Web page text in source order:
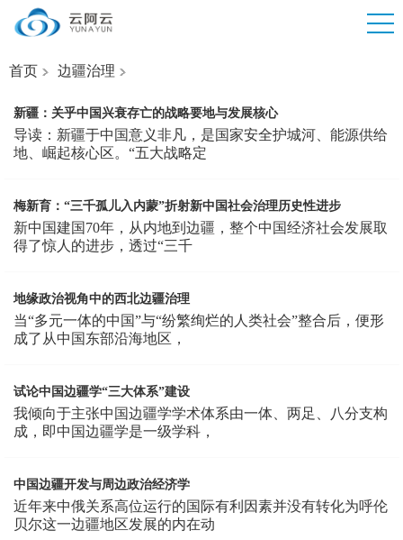
首页 边疆治理
新疆：关乎中国兴衰存亡的战略要地与发展核心
导读：新疆于中国意义非凡，是国家安全护城河、能源供给
地、崛起核心区。“五大战略定
梅新育：“三千孤儿入内蒙”折射新中国社会治理历史性进步
新中国建国70年，从内地到边疆，整个中国经济社会发展取
得了惊人的进步，透过“三千
地缘政治视角中的西北边疆治理
当“多元一体的中国”与“纷繁绚烂的人类社会”整合后，便形
成了从中国东部沿海地区，
试论中国边疆学“三大体系”建设
我倾向于主张中国边疆学学术体系由一体、两足、八分支构
成，即中国边疆学是一级学科，
中国边疆开发与周边政治经济学
近年来中俄关系高位运行的国际有利因素并没有转化为呼伦
贝尔这一边疆地区发展的内在动